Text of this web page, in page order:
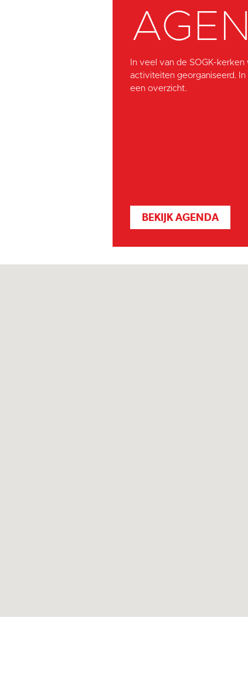
In veel van de SOGK-
activiteiten georganiseerd.
een overzicht.
BEKIJK AGENDA